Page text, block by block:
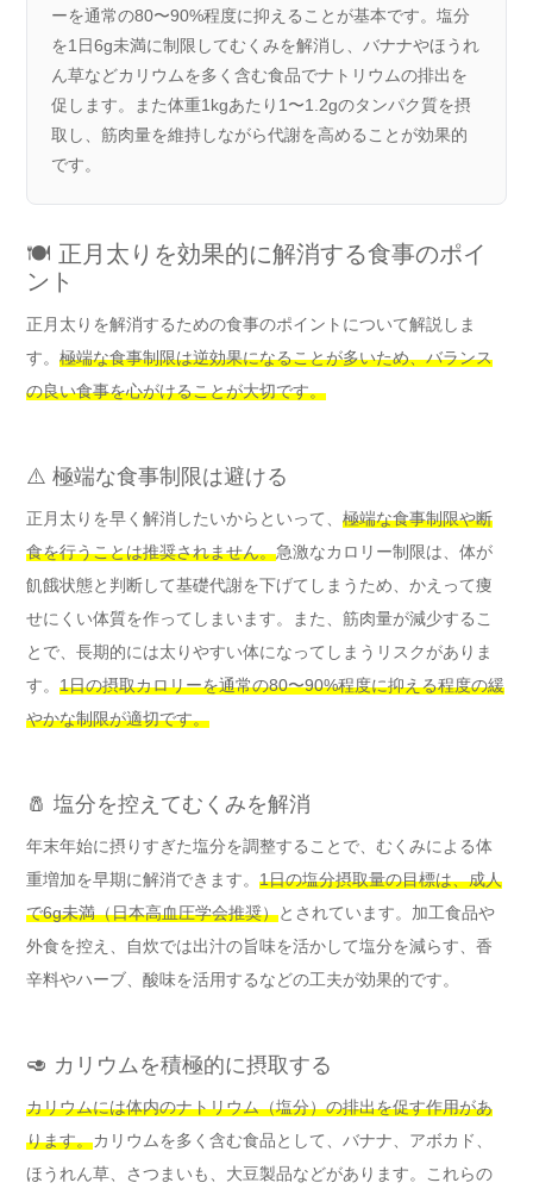
ーを通常の80〜90%程度に抑えることが基本です。塩分
を1日6g未満に制限してむくみを解消し、バナナやほうれ
ん草などカリウムを多く含む食品でナトリウムの排出を
促します。また体重1kgあたり1〜1.2gのタンパク質を摂
取し、筋肉量を維持しながら代謝を高めることが効果的
です。
🍽️ 正月太りを効果的に解消する食事のポイ
ント
正月太りを解消するための食事のポイントについて解説しま
す。 極端な食事制限は逆効果になることが多いため、バランス
の良い食事を心がけることが大切です。
⚠️ 極端な食事制限は避ける
正月太りを早く解消したいからといって、 極端な食事制限や断
食を行うことは推奨されません。急激なカロリー制限は、体が
飢餓状態と判断して基礎代謝を下げてしまうため、かえって痩
せにくい体質を作ってしまいます。また、筋肉量が減少するこ
とで、長期的には太りやすい体になってしまうリスクがありま
す。 1日の摂取カロリーを通常の80〜90%程度に抑える程度の緩
やかな制限が適切です。
🧂 塩分を控えてむくみを解消
年末年始に摂りすぎた塩分を調整することで、むくみによる体
重増加を早期に解消できます。 1日の塩分摂取量の目標は、成人
で6g未満（日本高血圧学会推奨）とされています。加工食品や
外食を控え、自炊では出汁の旨味を活かして塩分を減らす、香
辛料やハーブ、酸味を活用するなどの工夫が効果的です。
🥑 カリウムを積極的に摂取する
カリウムには体内のナトリウム（塩分）の排出を促す作用があ
ります。カリウムを多く含む食品として、バナナ、アボカド、
ほうれん草、さつまいも、大豆製品などがあります。これらの